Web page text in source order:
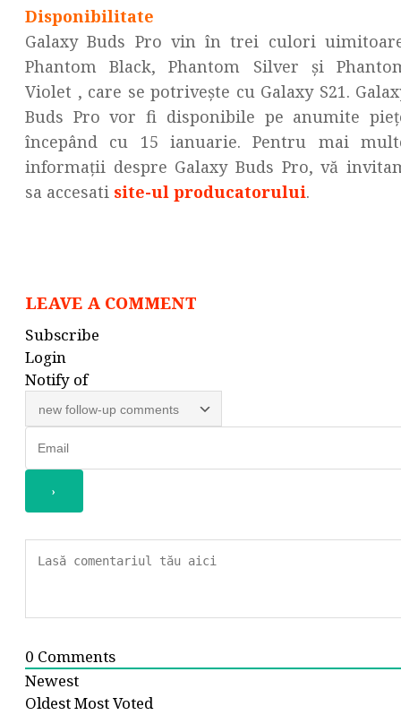
Disponibilitate
Galaxy Buds Pro vin în trei culori
Phantom Black, Phantom Silver și
Violet , care se potrivește cu Galaxy S21.
Buds Pro vor fi disponibile pe anumite
începând cu 15 ianuarie. Pentru mai
informații despre Galaxy Buds Pro, vă
sa accesati site-ul producatorului.
LEAVE A COMMENT
Subscribe
Login
Notify of
0 Comments
Newest
OldestMost Voted